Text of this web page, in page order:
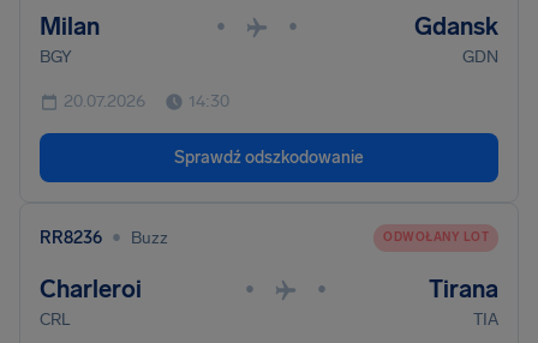
Milan • • Gdansk
BGY GDN
20.07.2026 14:30
Sprawdź odszkodowanie
RR8236 • Buzz ODWOŁANY LOT
Charleroi • • Tirana
CRL TIA